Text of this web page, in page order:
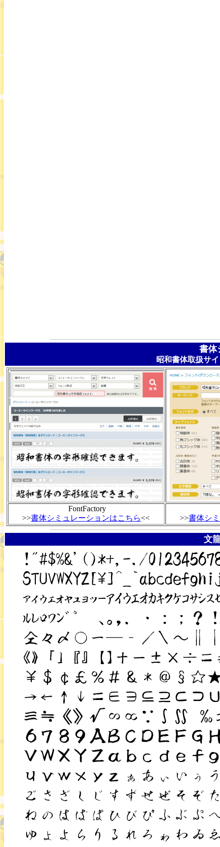
書体
昭和書体取扱サ
FontFactory
>>書体シミュレーションはこちら<< >>書体シ
文